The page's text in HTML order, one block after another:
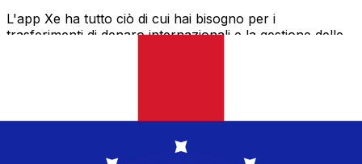
L'app Xe ha tutto ciò di cui hai bisogno per i
trasferimenti di denaro internazionali e la gestione delle